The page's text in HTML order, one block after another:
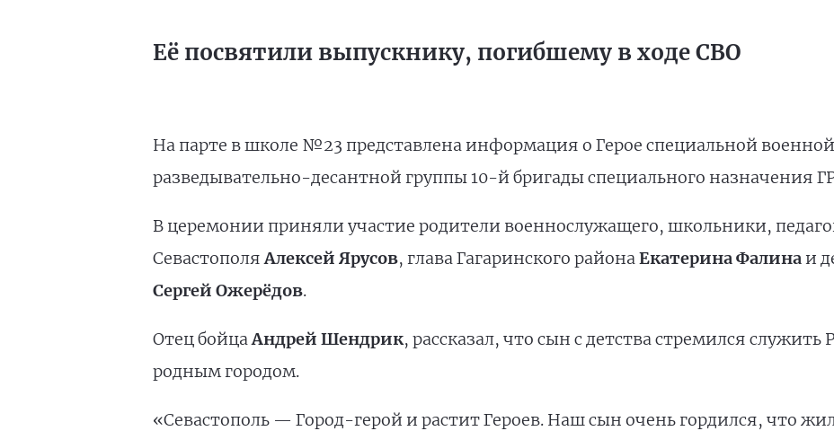
Её посвятили выпускнику, погибшему в ходе СВО
На парте в школе №23 представлена информация о Герое специальной
разведывательно-десантной группы 10-й бригады специального назначения
В церемонии приняли участие родители военнослужащего, школьники,
СевастополяАлексей Ярусов, глава Гагаринского районаЕкатерина Фалинаи
Сергей Ожерёдов.
Отец бойцаАндрей Шендрик, рассказал, что сын с детства стремился
родным городом.
«Севастополь — Город-герой и растит Героев. Наш сын очень гордился, что